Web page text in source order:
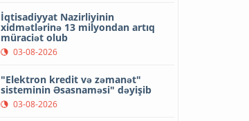
İqtisadiyyat Nazirliyinin
xidmətlərinə 13 milyondan artıq
müraciət olub
03-08-2026
"Elektron kredit və zəmanət"
sisteminin Əsasnaməsi" dəyişib
03-08-2026